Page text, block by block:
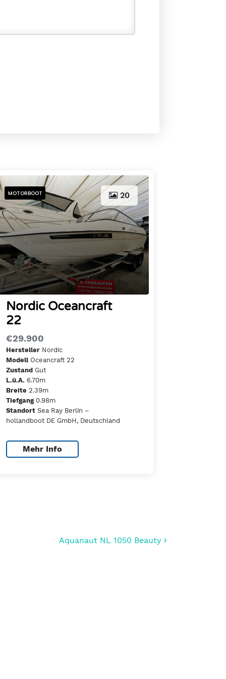
20
MOTORBOOT
Nordic Oceancraft
22
€29.900
Hersteller Nordic
ModellOceancraft 22
Zustand Gut
L.ü.A. 6.70m
Breite 2.39m
Tiefgang0.98m
Standort Sea Ray Berlin –
hollandboot DE GmbH, Deutschland
Mehr Info
Aquanaut NL 1050 Beauty